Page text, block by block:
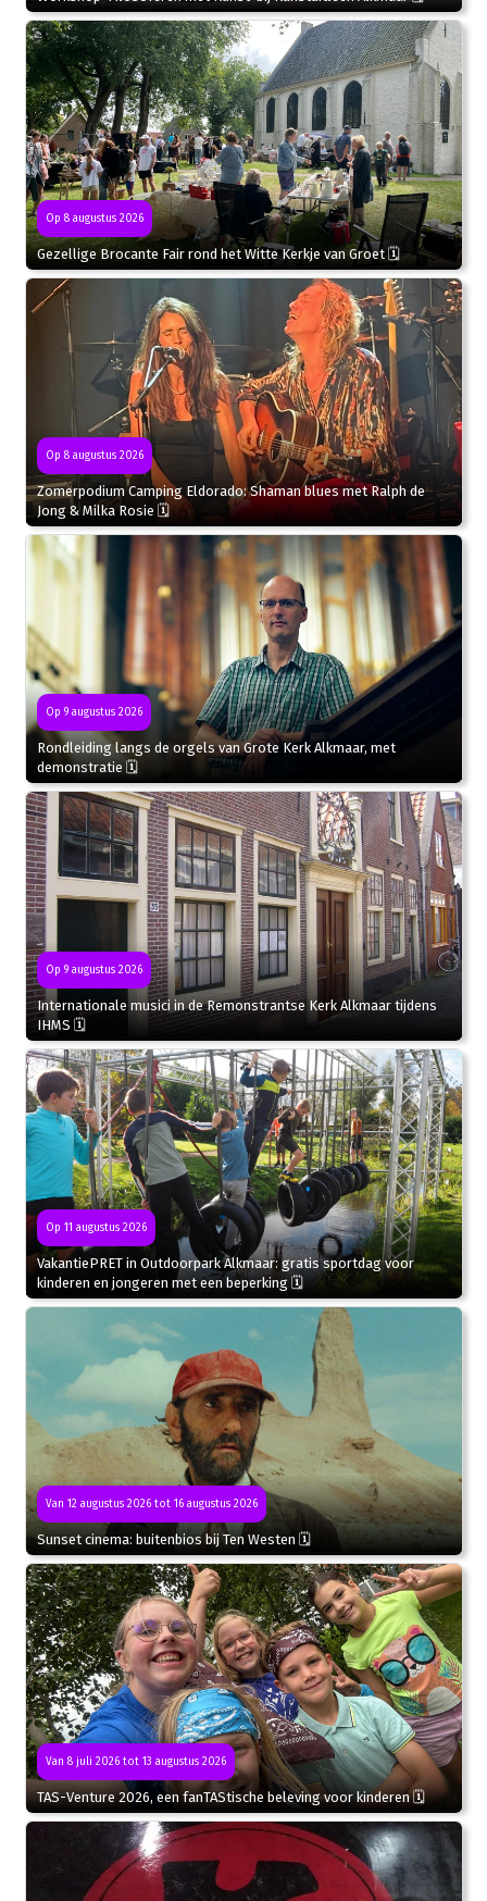
Op 8 augustus 2026
Gezellige Brocante Fair rond het Witte Kerkje van Groet 🗓
Op 8 augustus 2026
Zomerpodium Camping Eldorado: Shaman blues met Ralph de
Jong & Milka Rosie 🗓
Op 9 augustus 2026
Rondleiding langs de orgels van Grote Kerk Alkmaar, met
demonstratie 🗓
Op 9 augustus 2026
Internationale musici in de Remonstrantse Kerk Alkmaar tijdens
IHMS 🗓
Op 11 augustus 2026
VakantiePRET in Outdoorpark Alkmaar: gratis sportdag voor
kinderen en jongeren met een beperking 🗓
Van 12 augustus 2026 tot 16 augustus 2026
Sunset cinema: buitenbios bij Ten Westen 🗓
Van 8 juli 2026 tot 13 augustus 2026
TAS-Venture 2026, een fanTAStische beleving voor kinderen 🗓